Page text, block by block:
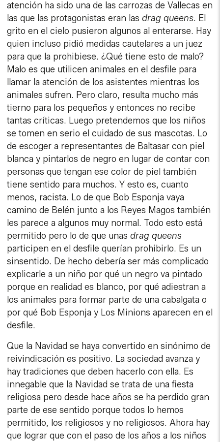
atención ha sido una de las carrozas de Vallecas en
las que las protagonistas eran lasdrag queens. El
grito en el cielo pusieron algunos al enterarse. Hay
quien incluso pidió medidas cautelares a un juez
para que la prohibiese. ¿Qué tiene esto de malo?
Malo es que utilicen animales en el desfile para
llamar la atención de los asistentes mientras los
animales sufren. Pero claro, resulta mucho más
tierno para los pequeños y entonces no recibe
tantas críticas. Luego pretendemos que los niños
se tomen en serio el cuidado de sus mascotas. Lo
de escoger a representantes de Baltasar con piel
blanca y pintarlos de negro en lugar de contar con
personas que tengan ese color de piel también
tiene sentido para muchos. Y esto es, cuanto
menos, racista. Lo de que Bob Esponja vaya
camino de Belén junto a los Reyes Magos también
les parece a algunos muy normal. Todo esto está
permitido pero lo de que unasdrag queens
participen en el desfile querían prohibirlo. Es un
sinsentido. De hecho debería ser más complicado
explicarle a un niño por qué un negro va pintado
porque en realidad es blanco, por qué adiestran a
los animales para formar parte de una cabalgata o
por qué Bob Esponja y Los Minions aparecen en el
desfile.
Que la Navidad se haya convertido en sinónimo de
reivindicación es positivo. La sociedad avanza y
hay tradiciones que deben hacerlo con ella. Es
innegable que la Navidad se trata de una fiesta
religiosa pero desde hace años se ha perdido gran
parte de ese sentido porque todos lo hemos
permitido, los religiosos y no religiosos. Ahora hay
que lograr que con el paso de los años a los niños